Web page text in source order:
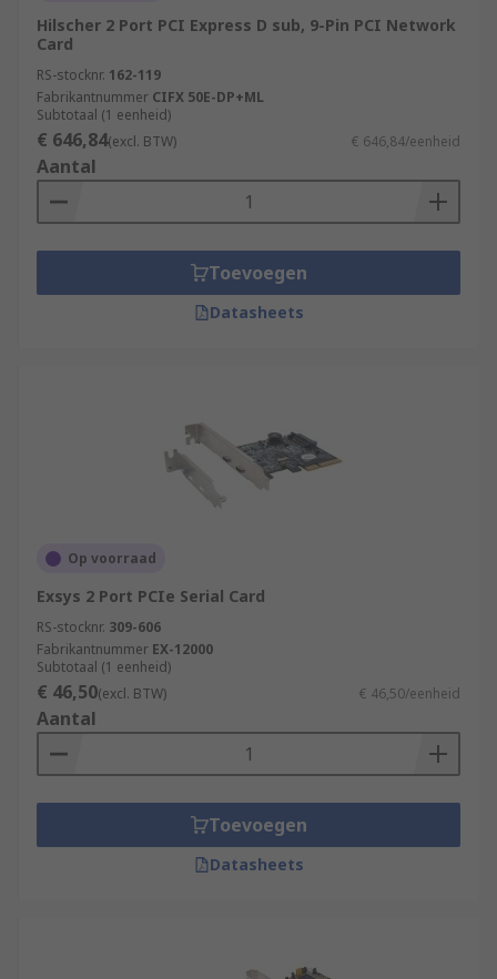
Hilscher 2 Port PCI Express D sub, 9-Pin PCI Network
Card
RS-stocknr. 162-119
Fabrikantnummer CIFX 50E-DP+ML
Subtotaal (1 eenheid)
€ 646,84(excl. BTW) € 646,84/eenheid
Aantal
Toevoegen
Datasheets
Op voorraad
Exsys 2 Port PCIe Serial Card
RS-stocknr. 309-606
Fabrikantnummer EX-12000
Subtotaal (1 eenheid)
€ 46,50(excl. BTW) € 46,50/eenheid
Aantal
Toevoegen
Datasheets